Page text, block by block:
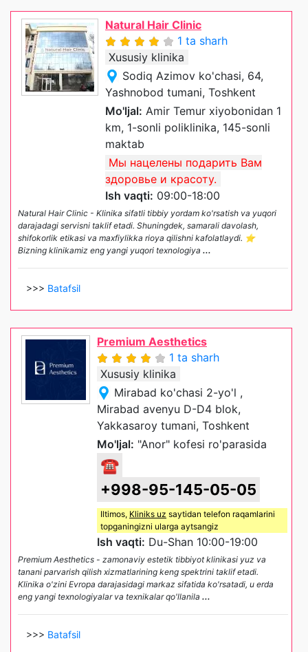
Natural Hair Clinic
1 ta sharh
Xususiy klinika
Sodiq Azimov ko'chasi, 64,
Yashnobod tumani, Toshkent
Mo'ljal: Amir Temur xiyobonidan 1
km, 1-sonli poliklinika, 145-sonli
maktab
Мы нацелены подарить Вам
здоровье и красоту.
Ish vaqti: 09:00-18:00
Natural Hair Clinic - Klinika sifatli tibbiy yordam ko'rsatish va yuqori
darajadagi servisni taklif etadi. Shuningdek, samarali davolash,
shifokorlik etikasi va maxfiylikka rioya qilishni kafolatlaydi. ⭐️
Bizning klinikamiz eng yangi yuqori texnologiya ...
>>> Batafsil
Premium Aesthetics
1 ta sharh
Xususiy klinika
Mirabad ko'chasi 2-yo'l ,
Mirabad avenyu D-D4 blok,
Yakkasaroy tumani, Toshkent
Mo'ljal: "Anor" kofesi ro'parasida
☎
+998-95-145-05-05
Iltimos, Kliniks uz saytidan telefon raqamlarini
topganingizni ularga aytsangiz
Ish vaqti: Du-Shan 10:00-19:00
Premium Aesthetics - zamonaviy estetik tibbiyot klinikasi yuz va
tanani parvarish qilish xizmatlarining keng spektrini taklif etadi.
Klinika o'zini Evropa darajasidagi markaz sifatida ko'rsatadi, u erda
eng yangi texnologiyalar va texnikalar qo'llanila ...
>>> Batafsil